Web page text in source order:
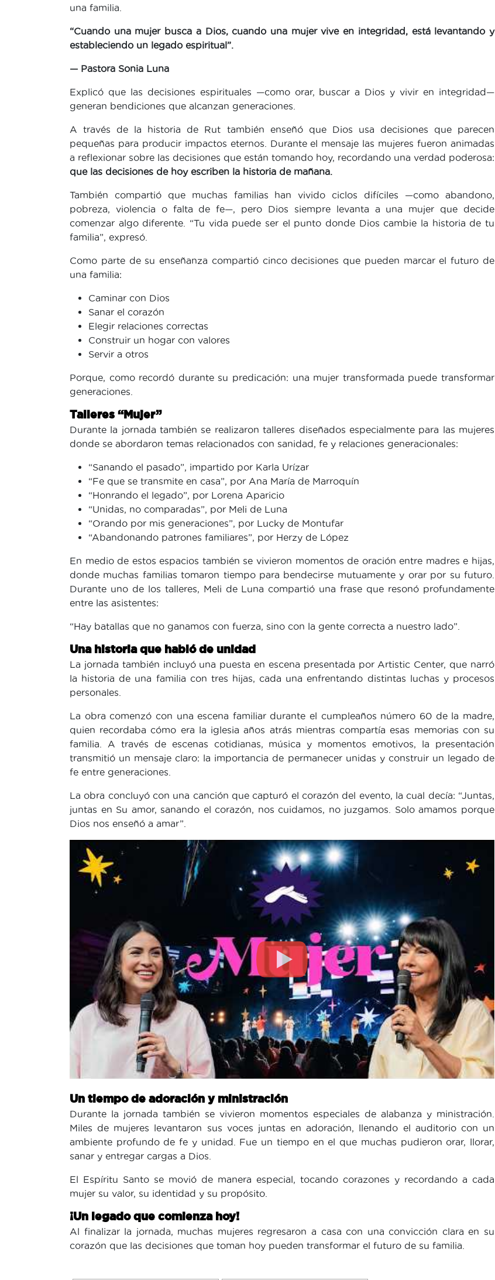
una familia.
“Cuando una mujer busca a Dios, cuando una mujer vive en integridad, está levantando y
estableciendo un legado espiritual”.
— Pastora Sonia Luna
Explicó que las decisiones espirituales —como orar, buscar a Dios y vivir en integridad—
generan bendiciones que alcanzan generaciones.
A través de la historia de Rut también enseñó que Dios usa decisiones que parecen
pequeñas para producir impactos eternos. Durante el mensaje las mujeres fueron animadas
a reflexionar sobre las decisiones que están tomando hoy, recordando una verdad poderosa:
que las decisiones de hoy escriben la historia de mañana.
También compartió que muchas familias han vivido ciclos difíciles —como abandono,
pobreza, violencia o falta de fe—, pero Dios siempre levanta a una mujer que decide
comenzar algo diferente. “Tu vida puede ser el punto donde Dios cambie la historia de tu
familia”, expresó.
Como parte de su enseñanza compartió cinco decisiones que pueden marcar el futuro de
una familia:
Caminar con Dios
Sanar el corazón
Elegir relaciones correctas
Construir un hogar con valores
Servir a otros
Porque, como recordó durante su predicación: una mujer transformada puede transformar
generaciones.
Talleres “Mujer”
Durante la jornada también se realizaron talleres diseñados especialmente para las mujeres
donde se abordaron temas relacionados con sanidad, fe y relaciones generacionales:
“Sanando el pasado”, impartido por Karla Urízar
“Fe que se transmite en casa”, por Ana María de Marroquín
“Honrando el legado”, por Lorena Aparicio
“Unidas, no comparadas”, por Meli de Luna
“Orando por mis generaciones”, por Lucky de Montufar
“Abandonando patrones familiares”, por Herzy de López
En medio de estos espacios también se vivieron momentos de oración entre madres e hijas,
donde muchas familias tomaron tiempo para bendecirse mutuamente y orar por su futuro.
Durante uno de los talleres, Meli de Luna compartió una frase que resonó profundamente
entre las asistentes:
“Hay batallas que no ganamos con fuerza, sino con la gente correcta a nuestro lado”.
Una historia que habló de unidad
La jornada también incluyó una puesta en escena presentada por Artistic Center, que narró
la historia de una familia con tres hijas, cada una enfrentando distintas luchas y procesos
personales.
La obra comenzó con una escena familiar durante el cumpleaños número 60 de la madre,
quien recordaba cómo era la iglesia años atrás mientras compartía esas memorias con su
familia. A través de escenas cotidianas, música y momentos emotivos, la presentación
transmitió un mensaje claro: la importancia de permanecer unidas y construir un legado de
fe entre generaciones.
La obra concluyó con una canción que capturó el corazón del evento, la cual decía: “Juntas,
juntas en Su amor, sanando el corazón, nos cuidamos, no juzgamos. Solo amamos porque
Dios nos enseñó a amar”.
Un tiempo de adoración y ministración
Durante la jornada también se vivieron momentos especiales de alabanza y ministración.
Miles de mujeres levantaron sus voces juntas en adoración, llenando el auditorio con un
ambiente profundo de fe y unidad. Fue un tiempo en el que muchas pudieron orar, llorar,
sanar y entregar cargas a Dios.
El Espíritu Santo se movió de manera especial, tocando corazones y recordando a cada
mujer su valor, su identidad y su propósito.
¡Un legado que comienza hoy!
Al finalizar la jornada, muchas mujeres regresaron a casa con una convicción clara en su
corazón que las decisiones que toman hoy pueden transformar el futuro de su familia.